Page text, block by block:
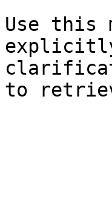
Use this